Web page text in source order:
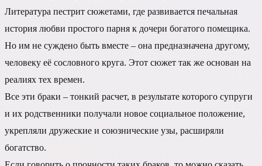
Литература пестрит сюжетами, где развивается печальная
история любви простого парня к дочери богатого помещика.
Но им не суждено быть вместе – она предназначена другому,
человеку её сословного круга. Этот сюжет так же основан на
реалиях тех времен.
Все эти браки – тонкий расчет, в результате которого супруги
и их родственники получали новое социальное положение,
укрепляли дружеские и союзнические узы, расширяли
богатство.